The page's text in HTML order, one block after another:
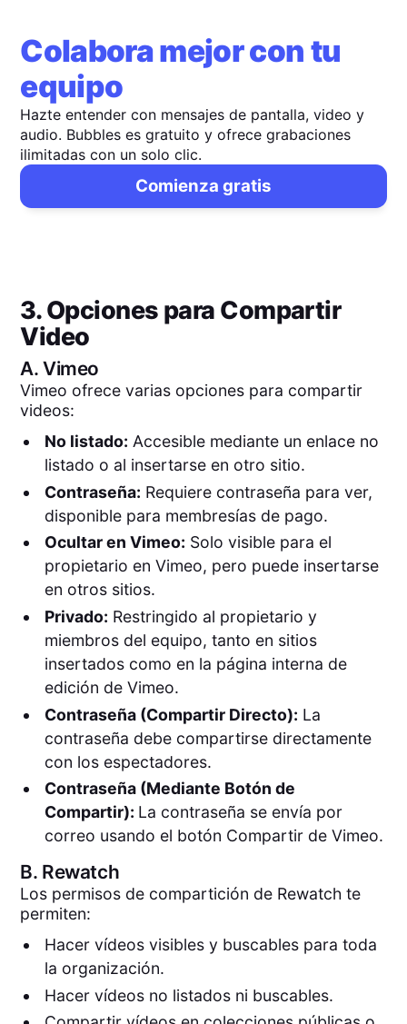
Colabora mejor con tu
equipo
Hazte entender con mensajes de pantalla, video y
audio. Bubbles es gratuito y ofrece grabaciones
ilimitadas con un solo clic.
Comienza gratis
3. Opciones para Compartir
Video
A.Vimeo
Vimeo ofrece varias opciones para compartir
videos:
No listado: Accesible mediante un enlace no
listado o al insertarse en otro sitio.
Contraseña: Requiere contraseña para ver,
disponible para membresías de pago.
Ocultar en Vimeo: Solo visible para el
propietario en Vimeo, pero puede insertarse
en otros sitios.
Privado: Restringido al propietario y
miembros del equipo, tanto en sitios
insertados como en la página interna de
edición de Vimeo.
Contraseña (Compartir Directo): La
contraseña debe compartirse directamente
con los espectadores.
Contraseña (Mediante Botón de
Compartir): La contraseña se envía por
correo usando el botón Compartir de Vimeo.
B. Rewatch
Los permisos de compartición de Rewatch te
permiten:
Hacer vídeos visibles y buscables para toda
la organización.
Hacer vídeos no listados ni buscables.